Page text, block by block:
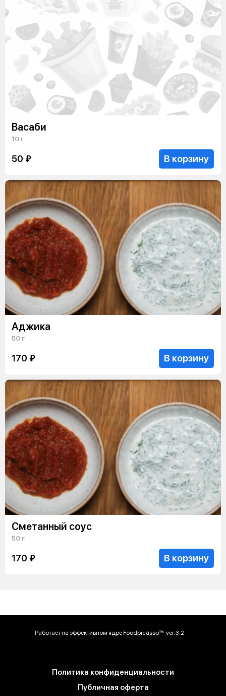
Васаби
10 г
50 ₽ В корзину
Аджика
50 г
170 ₽ В корзину
Сметанный соус
50 г
170 ₽ В корзину
Работает на эффективном ядреFoodpicássover. 3.2
Политика конфиденциальности
Публичная оферта